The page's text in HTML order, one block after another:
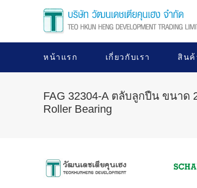
หน้าแรก เกี่ยวกับเรา สินค้
FAG 32304-A ตลับลูกปืน ขนาด
Roller Bearing